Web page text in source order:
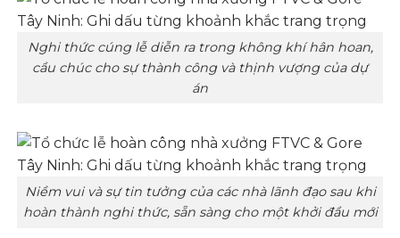
Nghi thức cúng lễ diễn ra trong không khí hân hoan,
cầu chúc cho sự thành công và thịnh vượng của dự
án
Niềm vui và sự tin tưởng của các nhà lãnh đạo sau khi
hoàn thành nghi thức, sẵn sàng cho một khởi đầu mới